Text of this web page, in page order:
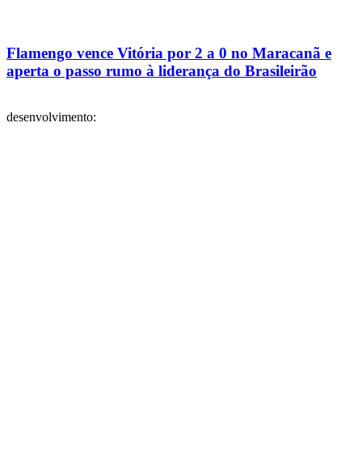
Flamengo vence Vitória por 2 a 0 no Maracanã e
aperta o passo rumo à liderança do Brasileirão
desenvolvimento: